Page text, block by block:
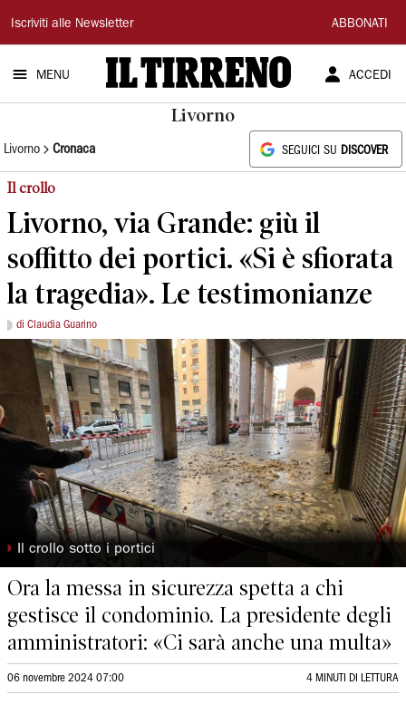
Il
Tirreno
Iscriviti alle Newsletter ABBONATI
MENU ACCEDI
Livorno
Livorno Cronaca SEGUICI SU DISCOVER
Il crollo
Livorno, via Grande: giù il
soffitto dei portici. «Si è sfiorata
la tragedia». Le testimonianze
di Claudia Guarino
◗ Il crollo sotto i portici
Ora la messa in sicurezza spetta a chi
gestisce il condominio. La presidente degli
amministratori: «Ci sarà anche una multa»
06 novembre 2024 07:00 4 MINUTI DI LETTURA